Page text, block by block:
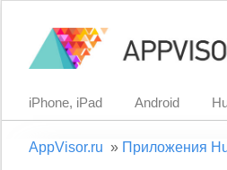
iPhone, iPad Android
AppVisor.ru » Приложения